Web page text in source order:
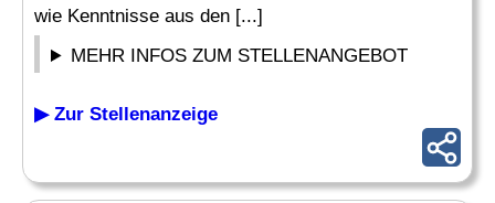
wie Kenntnisse aus den [...]
MEHR INFOS ZUM STELLENANGEBOT
▶ Zur Stellenanzeige